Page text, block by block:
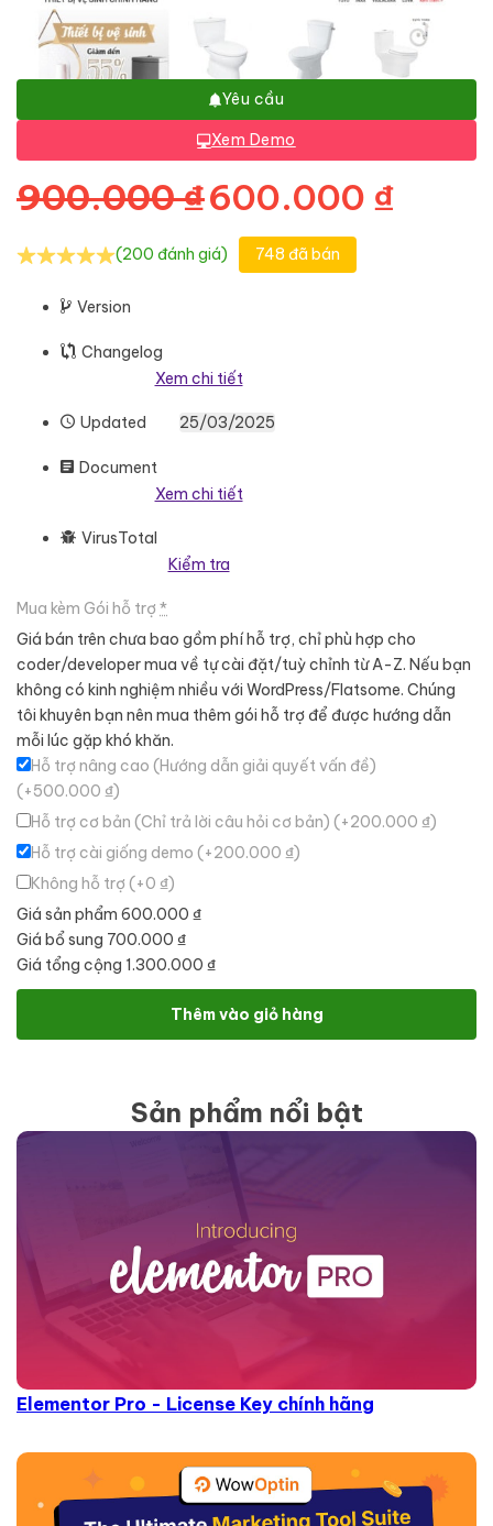
Yêu cầu
Xem Demo
900.000₫Giá gốc là:
600.000 ₫
(200 đánh giá) 748 đã bán
Version
Changelog
Xem chi tiết
Updated 25/03/2025
Document
Xem chi tiết
VirusTotal
Kiểm tra
Mua kèm Gói hỗ trợ *
Giá bán trên chưa bao gồm phí hỗ trợ, chỉ phù hợp cho
coder/developer mua về tự cài đặt/tuỳ chỉnh từ A-Z. Nếu bạn
không có kinh nghiệm nhiều với WordPress/Flatsome. Chúng
tôi khuyên bạn nên mua thêm gói hỗ trợ để được hướng dẫn
mỗi lúc gặp khó khăn.
Hỗ trợ nâng cao (Hướng dẫn giải quyết vấn đề)
(+500.000 ₫)
Hỗ trợ cơ bản (Chỉ trả lời câu hỏi cơ bản) (+200.000 ₫)
Hỗ trợ cài giống demo (+200.000 ₫)
Không hỗ trợ (+0 ₫)
Giá sản phẩm 600.000 ₫
Giá bổ sung 700.000 ₫
Giá tổng cộng 1.300.000 ₫
Theme wordpress thiết bị vệ sinh, vật kiệu xây dựng số lượng
Thêm vào giỏ hàng
Sản phẩm nổi bật
Elementor Pro - License Key chính hãng